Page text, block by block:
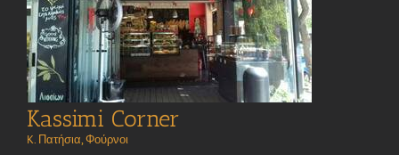
Kassimi Corner
K. Πατήσια,Φούρνοι